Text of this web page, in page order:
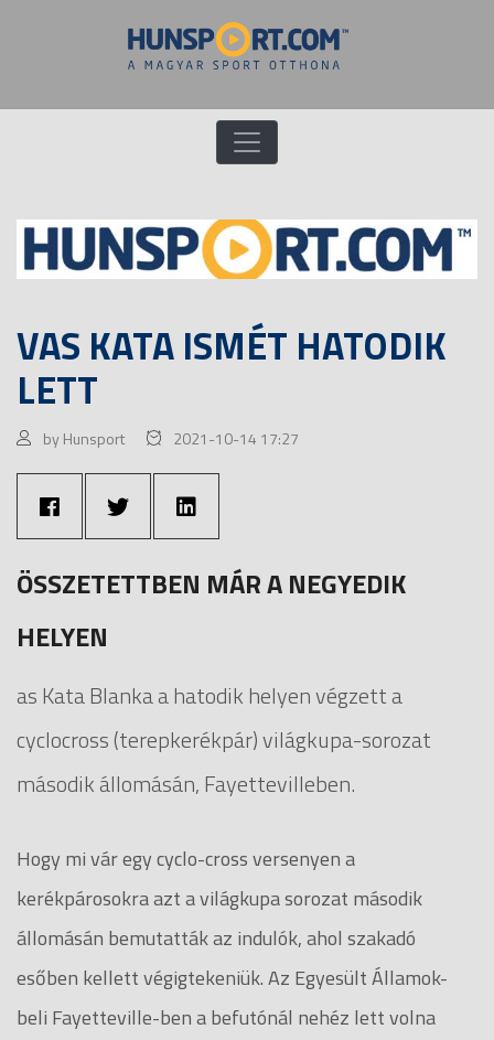
VAS KATA ISMÉT HATODIK
LETT
by Hunsport 2021-10-14 17:27
ÖSSZETETTBEN MÁR A NEGYEDIK
HELYEN
as Kata Blanka a hatodik helyen végzett a
cyclocross (terepkerékpár) világkupa-sorozat
második állomásán, Fayettevilleben.
Hogy mi vár egy cyclo-cross versenyen a
kerékpárosokra azt a világkupa sorozat második
állomásán bemutatták az indulók, ahol szakadó
esőben kellett végigtekeniük. Az Egyesült Államok-
beli Fayetteville-ben a befutónál nehéz lett volna